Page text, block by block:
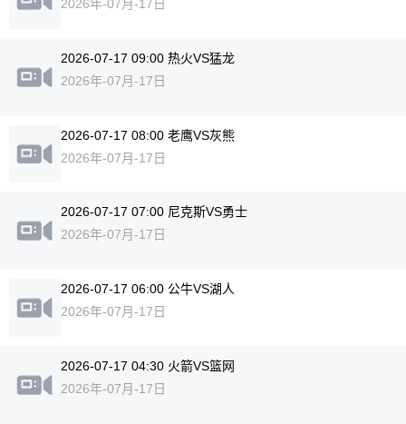
2026年-07月-17日
2026-07-17 09:00 热火VS猛龙
2026年-07月-17日
2026-07-17 08:00 老鹰VS灰熊
2026年-07月-17日
2026-07-17 07:00 尼克斯VS勇士
2026年-07月-17日
2026-07-17 06:00 公牛VS湖人
2026年-07月-17日
2026-07-17 04:30 火箭VS篮网
2026年-07月-17日